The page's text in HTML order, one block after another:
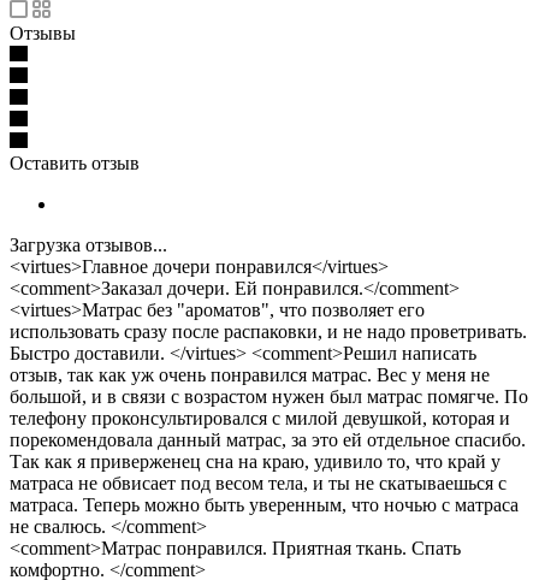
Отзывы
Оставить отзыв
Загрузка отзывов...
<virtues>Главное дочери понравился</virtues>
<comment>Заказал дочери. Ей понравился.</comment>
<virtues>Матрас без "ароматов", что позволяет его
использовать сразу после распаковки, и не надо проветривать.
Быстро доставили. </virtues> <comment>Решил написать
отзыв, так как уж очень понравился матрас. Вес у меня не
большой, и в связи с возрастом нужен был матрас помягче. По
телефону проконсультировался с милой девушкой, которая и
порекомендовала данный матрас, за это ей отдельное спасибо.
Так как я приверженец сна на краю, удивило то, что край у
матраса не обвисает под весом тела, и ты не скатываешься с
матраса. Теперь можно быть уверенным, что ночью с матраса
не свалюсь. </comment>
<comment>Матрас понравился. Приятная ткань. Спать
комфортно. </comment>